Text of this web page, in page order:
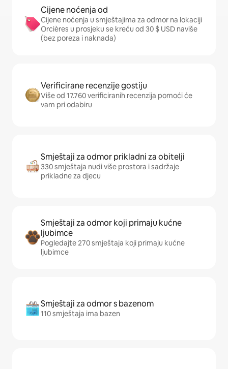
Cijene noćenja od
Cijene noćenja u smještajima za odmor na lokaciji
Orcières u prosjeku se kreću od 30 $ USD naviše
(bez poreza i naknada)
Verificirane recenzije gostiju
Više od 17.760 verificiranih recenzija pomoći će
vam pri odabiru
Smještaji za odmor prikladni za obitelji
330 smještaja nudi više prostora i sadržaje
prikladne za djecu
Smještaji za odmor koji primaju kućne
ljubimce
Pogledajte 270 smještaja koji primaju kućne
ljubimce
Smještaji za odmor s bazenom
110 smještaja ima bazen